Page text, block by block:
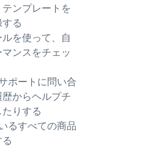
ンプレートを
る
を使って、自
ンスをチェッ
ポートに問い合
からヘルプチ
りする
るすべての商品